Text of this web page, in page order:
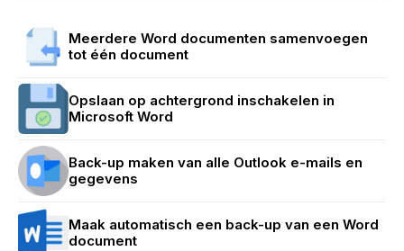
Meerdere Word documenten samenvoegen
tot één document
Opslaan op achtergrond inschakelen in
Microsoft Word
Back-up maken van alle Outlook e-mails en
gegevens
Maak automatisch een back-up van een Word
document